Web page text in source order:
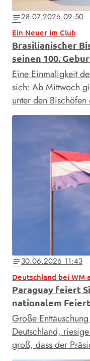
notes28.07.2026 09:50
Ein Neuer im Club
Brasilianischer
seinen 100.
Eine Einmaligkeit
sich: Ab Mittwoch
unter den
notes30.06.2026 11:43
Deutschland bei WM
Paraguay feiert
nationalem
Große
Deutschland,
groß, dass der